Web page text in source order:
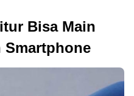
Bisa Main
Smartphone